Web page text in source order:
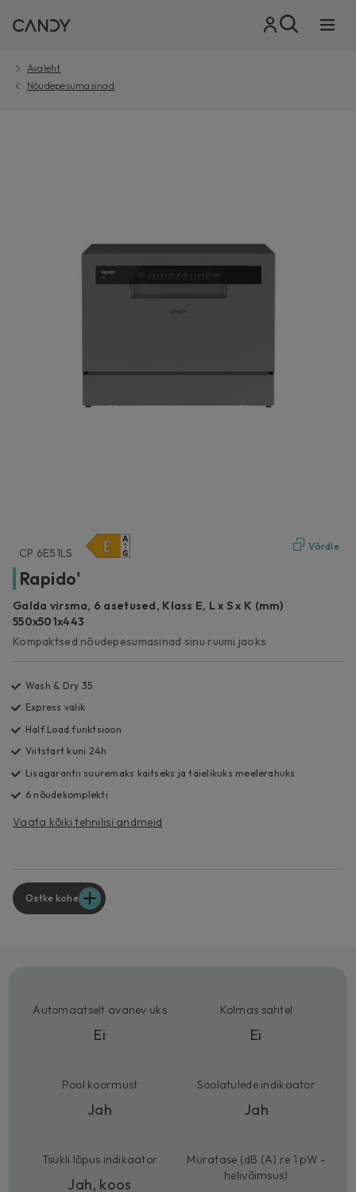
Avaleht
Nõudepesumasinad
Võrdle
CP 6E51LS
Rapido'
Galda virsma, 6 asetused, Klass E, L x S x K (mm)
550x501x443
Kompaktsed nõudepesumasinad sinu ruumi jaoks
Wash & Dry 35
Express valik
Half Load funktsioon
Viitstart kuni 24h
Lisagarantii suuremaks kaitseks ja täielikuks meelerahuks
6 nõudekomplekti
Vaata kõiki tehnilisi andmeid
Ostke kohe
Automaatselt avanev uks
Ei
Kolmas sahtel
Ei
Pool koormust
Jah
Soolatulede indikaator
Jah
Tsükli lõpus indikaator
Jah, koos
Müratase (dB (A) re 1 pW -
helivõimsus)